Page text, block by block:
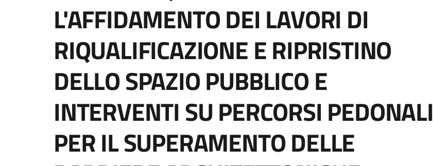
L'AFFIDAMENTO DEI LAVORI DI
RIQUALIFICAZIONE E RIPRISTINO
DELLO SPAZIO PUBBLICO E
INTERVENTI SU PERCORSI PEDONALI
PER IL SUPERAMENTO DELLE